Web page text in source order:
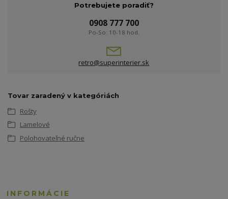
Potrebujete poradiť?
0908 777 700
Po-So: 10-18 hod.
retro@superinterier.sk
Tovar zaradený v kategóriách
Rošty
Lamelové
Polohovateľné ručne
INFORMÁCIE